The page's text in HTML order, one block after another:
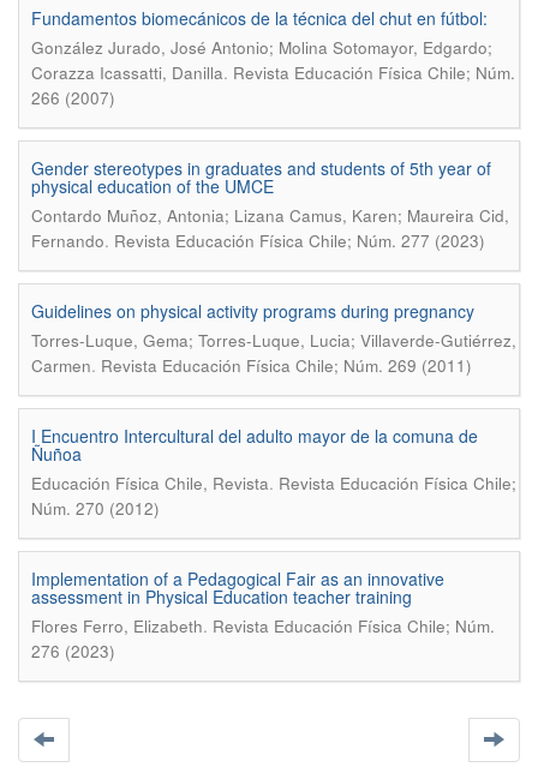
Fundamentos biomecánicos de la técnica del chut en fútbol:
González Jurado, José Antonio; Molina Sotomayor, Edgardo;
Corazza Icassatti, Danilla. Revista Educación Física Chile; Núm.
266 (2007)
Gender stereotypes in graduates and students of 5th year of
physical education of the UMCE
Contardo Muñoz, Antonia; Lizana Camus, Karen; Maureira Cid,
Fernando. Revista Educación Física Chile; Núm. 277 (2023)
Guidelines on physical activity programs during pregnancy
Torres-Luque, Gema; Torres-Luque, Lucia; Villaverde-Gutiérrez,
Carmen. Revista Educación Física Chile; Núm. 269 (2011)
I Encuentro Intercultural del adulto mayor de la comuna de
Ñuñoa
Educación Física Chile, Revista. Revista Educación Física Chile;
Núm. 270 (2012)
Implementation of a Pedagogical Fair as an innovative
assessment in Physical Education teacher training
Flores Ferro, Elizabeth. Revista Educación Física Chile; Núm.
276 (2023)